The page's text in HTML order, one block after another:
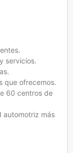
servicios.
que ofrecemos.
60 centros de
automotriz más